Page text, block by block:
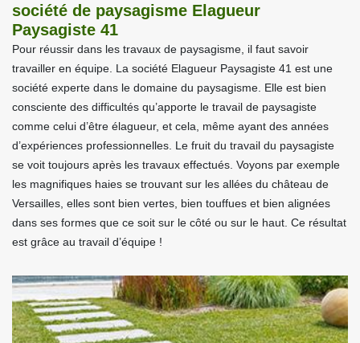
société de paysagisme Elagueur
Paysagiste 41
Pour réussir dans les travaux de paysagisme, il faut savoir
travailler en équipe. La société Elagueur Paysagiste 41 est une
société experte dans le domaine du paysagisme. Elle est bien
consciente des difficultés qu’apporte le travail de paysagiste
comme celui d’être élagueur, et cela, même ayant des années
d’expériences professionnelles. Le fruit du travail du paysagiste
se voit toujours après les travaux effectués. Voyons par exemple
les magnifiques haies se trouvant sur les allées du château de
Versailles, elles sont bien vertes, bien touffues et bien alignées
dans ses formes que ce soit sur le côté ou sur le haut. Ce résultat
est grâce au travail d’équipe !